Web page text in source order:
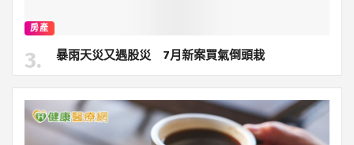
房產
暴雨天災又遇股災 7月新案買氣倒頭栽